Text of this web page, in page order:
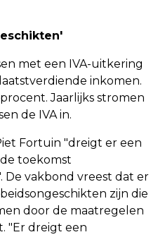
met een IVA-uitkering
inkomen.
Jaarlijks stromen
de IVA in.
Fortuin "dreigt er een
toekomst
De vakbond vreest dat er
zijn die
door de maatregelen
"Er dreigt een